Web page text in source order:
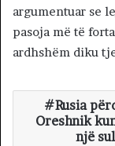
argumentuar se
pasoja më të
ardhshëm diku
Rusia
Oreshnik
një